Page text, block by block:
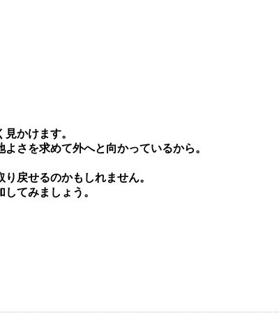
かけます。
さを求めて外へと向かっているから。
戻せるのかもしれません。
てみましょう。